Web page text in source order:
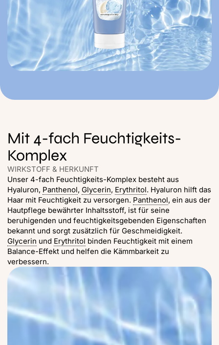
Mit 4-fach Feuchtigkeits-
Komplex
WIRKSTOFF & HERKUNFT
Unser 4-fach Feuchtigkeits-Komplex besteht aus
Hyaluron, Panthenol, Glycerin, Erythritol. Hyaluron hilft das
Haar mit Feuchtigkeit zu versorgen. Panthenol, ein aus der
Hautpflege bewährter Inhaltsstoff, ist für seine
beruhigenden und feuchtigkeitsgebenden Eigenschaften
bekannt und sorgt zusätzlich für Geschmeidigkeit.
Glycerin und Erythritol binden Feuchtigkeit mit einem
Balance-Effekt und helfen die Kämmbarkeit zu
verbessern.